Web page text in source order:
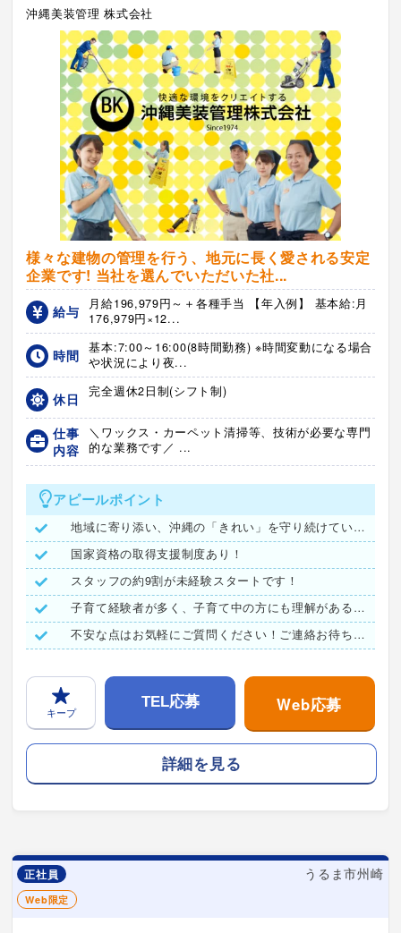
沖縄美装管理 株式会社
様々な建物の管理を行う、地元に長く愛される安定
企業です! 当社を選んでいただいた社...
給与
月給196,979円～＋各種手当 【年入例】 基本給:月
176,979円×12...
時間
基本:7:00～16:00(8時間勤務) ※時間変動になる場合
や状況により夜...
休日 完全週休2日制(シフト制)
仕事
内容
＼ワックス・カーペット清掃等、技術が必要な専門
的な業務です／ ...
アピールポイント
地域に寄り添い、沖縄の「きれい」を守り続けています。
国家資格の取得支援制度あり！
スタッフの約9割が未経験スタートです！
子育て経験者が多く、子育て中の方にも理解がある職場です！
不安な点はお気軽にご質問ください！ご連絡お待ちしています♪
キープ
TEL応募 Web応募
詳細を見る
正社員 うるま市州崎
Web限定